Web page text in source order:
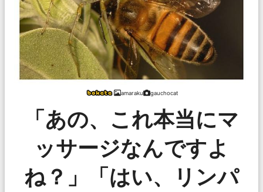
amaraku gauchocat
「あの、これ本当にマ
ッサージなんですよ
ね？」「はい、リンパ